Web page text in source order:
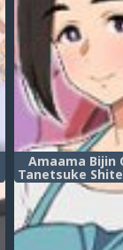
Amaama Bijin
Tanetsuke
Hanashi
спаривание с